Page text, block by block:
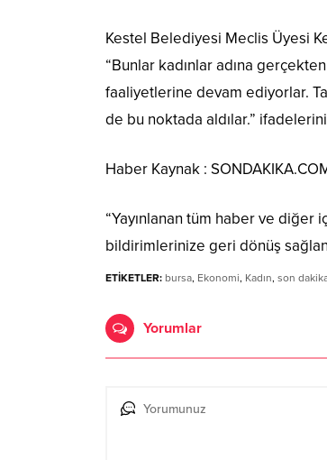
Kestel Belediyesi Meclis Üyesi
“Bunlar kadınlar adına
faaliyetlerine devam ediyorlar.
de bu noktada aldılar.”
Haber Kaynak :
“Yayınlanan tüm haber ve
bildirimlerinize geri dönüş
ETİKETLER: bursa, Ekonomi, Kadın, son
Yorumlar